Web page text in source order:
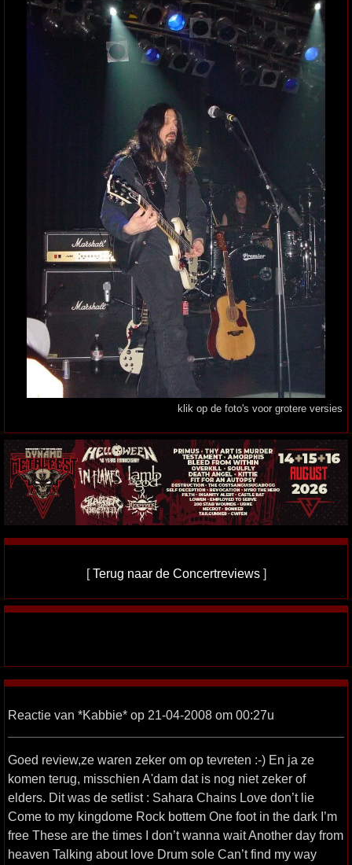
klik op de foto's voor grotere versies
[Terug naar de Concertreviews]
Reactie van *Kabbie* op 21-04-2008 om 00:27u
Goed review,ze waren zeker om op tevreten :-) En ja ze
komen terug, misschien A'dam dat is nog niet zeker of
elders. Dit was de setlist : Sahara Chains Love don’t lie
Come to my kingdome Rock bottem One foot in the dark I’m
free These are the times I don’t wanna wait Another day from
heaven Talking about love Drum sole Can’t find my way